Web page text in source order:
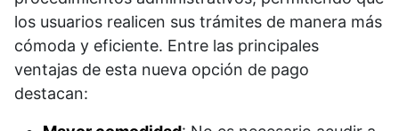
los usuarios realicen sus trámites de manera más
cómoda y eficiente. Entre las principales
ventajas de esta nueva opción de pago
destacan: